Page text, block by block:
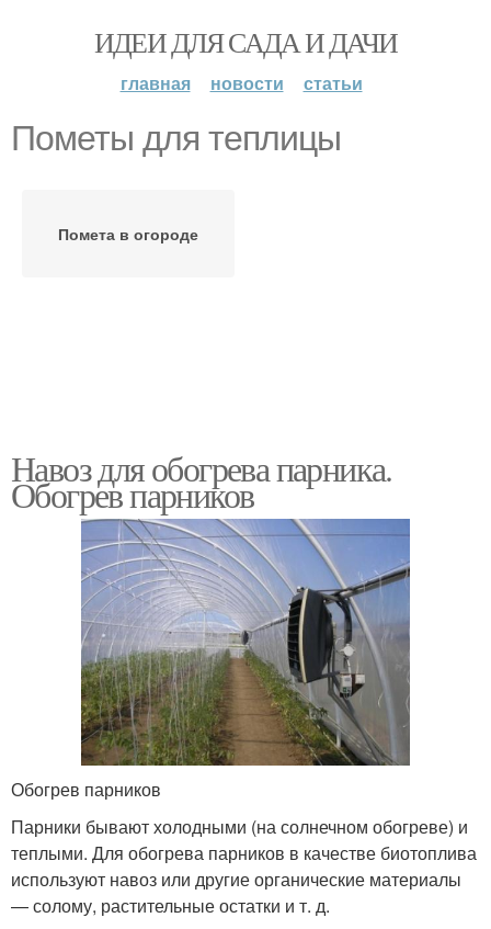
ИДЕИ ДЛЯ САДА И ДАЧИ
главная новости статьи
Пометы для теплицы
Помета в огороде
Навоз для обогрева парника.
Обогрев парников
Обогрев парников
Парники бывают холодными (на солнечном обогре­ве) и
теплыми. Для обогрева парников в качестве биотоплива
используют навоз или другие органические материалы
— солому, растительные остатки и т. д.